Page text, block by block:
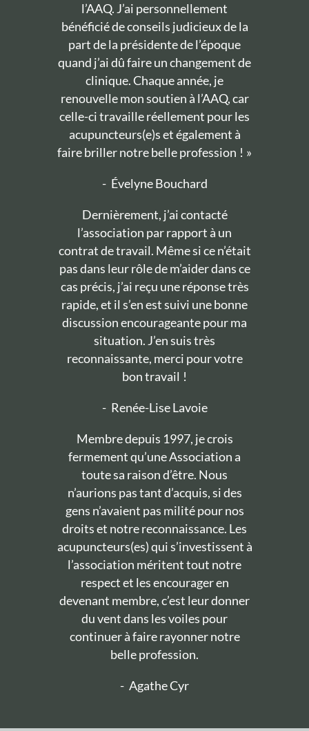
l’AAQ. J’ai personnellement
bénéficié de conseils judicieux de la
part de la présidente de l’époque
quand j’ai dû faire un changement de
clinique. Chaque année, je
renouvelle mon soutien à l’AAQ, car
celle-ci travaille réellement pour les
acupuncteurs(e)s et également à
faire briller notre belle profession ! »
- Évelyne Bouchard
Dernièrement, j’ai contacté
l’association par rapport à un
contrat de travail. Même si ce n’était
pas dans leur rôle de m’aider dans ce
cas précis, j’ai reçu une réponse très
rapide, et il s’en est suivi une bonne
discussion encourageante pour ma
situation. J’en suis très
reconnaissante, merci pour votre
bon travail !
- Renée-Lise Lavoie
Membre depuis 1997, je crois
fermement qu’une Association a
toute sa raison d’être. Nous
n’aurions pas tant d’acquis, si des
gens n’avaient pas milité pour nos
droits et notre reconnaissance. Les
acupuncteurs(es) qui s’investissent à
l’association méritent tout notre
respect et les encourager en
devenant membre, c’est leur donner
du vent dans les voiles pour
continuer à faire rayonner notre
belle profession.
- Agathe Cyr